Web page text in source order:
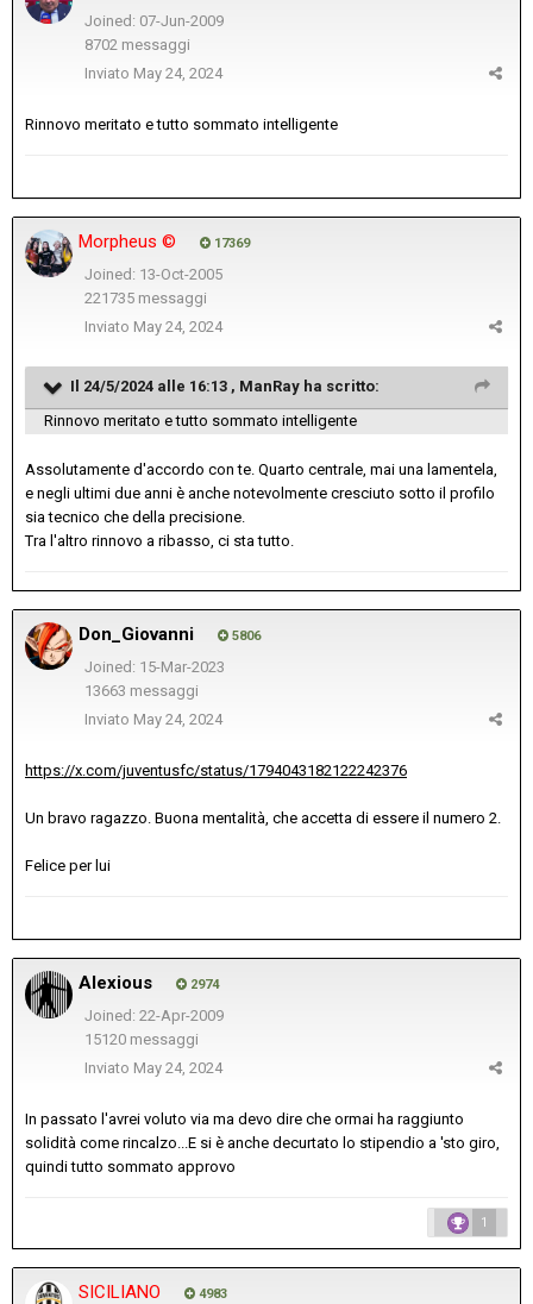
Joined: 07-Jun-2009
8702 messaggi
Inviato May 24, 2024
Rinnovo meritato e tutto sommato intelligente
Morpheus © 17369
Joined: 13-Oct-2005
221735 messaggi
Inviato May 24, 2024
Il 24/5/2024 alle 16:13 , ManRay ha scritto:
Rinnovo meritato e tutto sommato intelligente
Assolutamente d'accordo con te. Quarto centrale, mai una lamentela,
e negli ultimi due anni è anche notevolmente cresciuto sotto il profilo
sia tecnico che della precisione.
Tra l'altro rinnovo a ribasso, ci sta tutto.
Don_Giovanni 5806
Joined: 15-Mar-2023
13663 messaggi
Inviato May 24, 2024
https://x.com/juventusfc/status/1794043182122242376
Un bravo ragazzo. Buona mentalità, che accetta di essere il numero 2.
Felice per lui
Alexious 2974
Joined: 22-Apr-2009
15120 messaggi
Inviato May 24, 2024
In passato l'avrei voluto via ma devo dire che ormai ha raggiunto
solidità come rincalzo...E si è anche decurtato lo stipendio a 'sto giro,
quindi tutto sommato approvo
1
SICILIANO 4983